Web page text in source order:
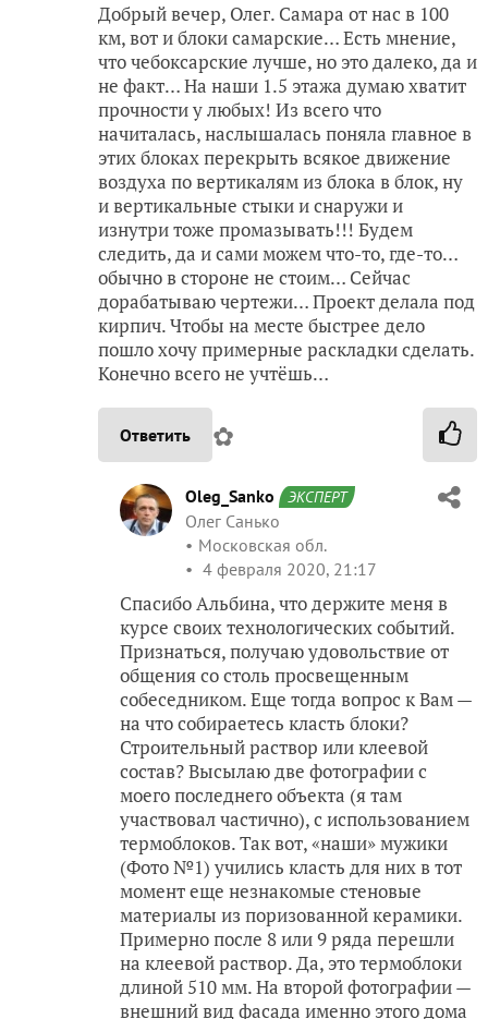
Добрый вечер, Олег. Самара от нас в 100
км, вот и блоки самарские… Есть мнение,
что чебоксарские лучше, но это далеко, да и
не факт… На наши 1.5 этажа думаю хватит
прочности у любых! Из всего что
начиталась, наслышалась поняла главное в
этих блоках перекрыть всякое движение
воздуха по вертикалям из блока в блок, ну
и вертикальные стыки и снаружи и
изнутри тоже промазывать!!! Будем
следить, да и сами можем что-то, где-то…
обычно в стороне не стоим… Сейчас
дорабатываю чертежи… Проект делала под
кирпич. Чтобы на месте быстрее дело
пошло хочу примерные раскладки сделать.
Конечно всего не учтёшь…
Ответить ✿
Oleg_Sanko ЭКСПЕРТ
Олег Санько
Московская обл.
4 февраля 2020, 21:17
Спасибо Альбина, что держите меня в
курсе своих технологических событий.
Признаться, получаю удовольствие от
общения со столь просвещенным
собеседником. Еще тогда вопрос к Вам —
на что собираетесь класть блоки?
Строительный раствор или клеевой
состав? Высылаю две фотографии с
моего последнего объекта (я там
участвовал частично), с использованием
термоблоков. Так вот, «наши» мужики
(Фото №1) учились класть для них в тот
момент еще незнакомые стеновые
материалы из поризованной керамики.
Примерно после 8 или 9 ряда перешли
на клеевой раствор. Да, это термоблоки
длиной 510 мм. На второй фотографии —
внешний вид фасада именно этого дома